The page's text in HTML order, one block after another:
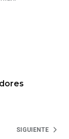
SIGUIENTE